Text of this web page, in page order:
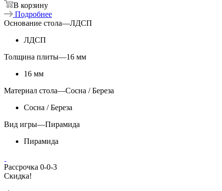
В корзину
Подробнее
Основание стола—ЛДСП
ЛДСП
Толщина плиты—16 мм
16 мм
Материал стола—Сосна / Береза
Сосна / Береза
Вид игры—Пирамида
Пирамида
Рассрочка 0-0-3
Скидка!